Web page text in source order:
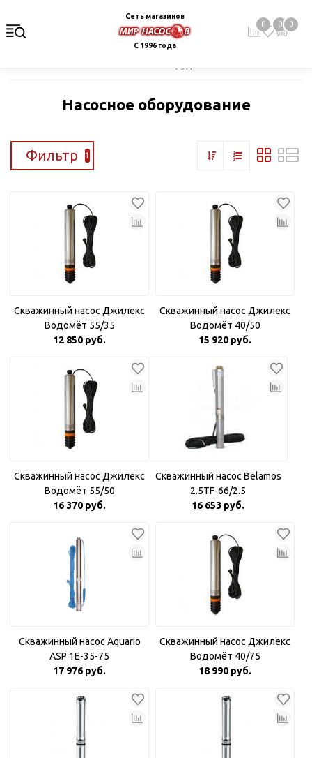
Сеть магазинов
С 1996 года
0 0 0
Насосное оборудование
Фильтр 1
Скважинный насос Джилекс
Водомёт 55/35
12 850 руб.
Скважинный насос Джилекс
Водомёт 40/50
15 920 руб.
Скважинный насос Джилекс
Водомёт 55/50
16 370 руб.
Скважинный насос Belamos
2.5TF-66/2.5
16 653 руб.
Скважинный насос Aquario
ASP 1E-35-75
17 976 руб.
Скважинный насос Джилекс
Водомёт 40/75
18 990 руб.